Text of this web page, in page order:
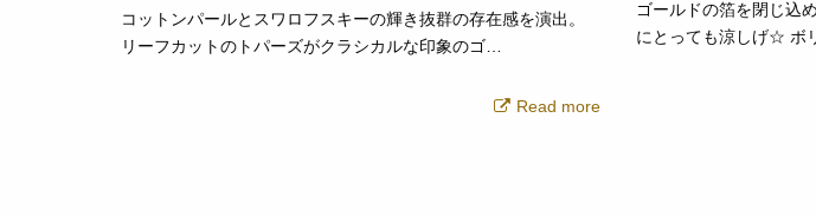
コットンパールとスワロフスキーの輝き抜群の存在感を演出。
リーフカットのトパーズがクラシカルな印象のゴ…
Read more
ゴールドの箔を閉じ込
にとっても涼しげ☆ ボ